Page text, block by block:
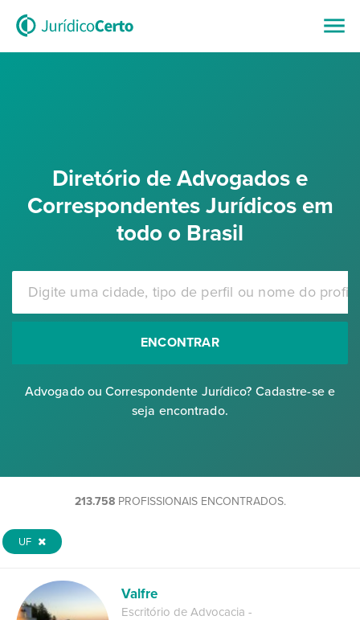
Diretório de Advogados e
Correspondentes Jurídicos em
todo o Brasil
ENCONTRAR
Advogado ou Correspondente Jurídico? Cadastre-se e
seja encontrado.
213.758PROFISSIONAIS ENCONTRADOS.
UF
Valfre
Escritório de Advocacia -